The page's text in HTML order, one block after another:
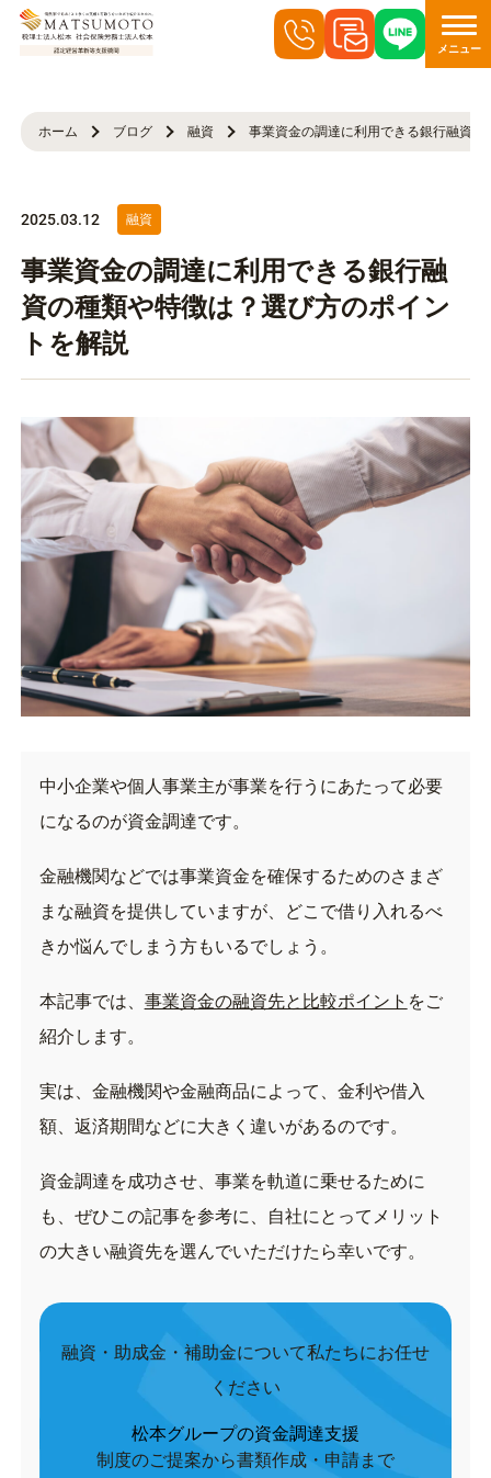
メニュー
ホーム ブログ 融資 事業資金の調達に利用できる銀行融資
2025.03.12 融資
事業資金の調達に利用できる銀行融
資の種類や特徴は？選び方のポイン
トを解説
中小企業や個人事業主が事業を行うにあたって必要
になるのが資金調達です。
金融機関などでは事業資金を確保するためのさまざ
まな融資を提供していますが、どこで借り入れるべ
きか悩んでしまう方もいるでしょう。
本記事では、 事業資金の融資先と比較ポイント をご
紹介します。
実は、金融機関や金融商品によって、金利や借入
額、返済期間などに大きく違いがあるのです。
資金調達を成功させ、事業を軌道に乗せるために
も、ぜひこの記事を参考に、自社にとってメリット
の大きい融資先を選んでいただけたら幸いです。
融資・助成金・補助金について私たちにお任せ
ください
松本グループの資金調達支援
制度のご提案から書類作成・申請まで